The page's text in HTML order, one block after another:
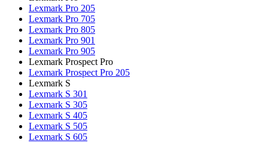
Lexmark Pro 205
Lexmark Pro 705
Lexmark Pro 805
Lexmark Pro 901
Lexmark Pro 905
Lexmark Prospect Pro
Lexmark Prospect Pro 205
Lexmark S
Lexmark S 301
Lexmark S 305
Lexmark S 405
Lexmark S 505
Lexmark S 605